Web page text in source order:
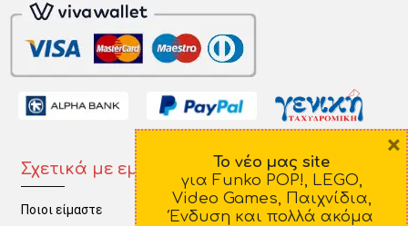
Σχετικά με εμάς
Ποιοι είμαστε
Πληροφορίες
Τρόποι Πληρωμής
Το νέο μας site
για Funko POP!, LEGO,
Video Games, Παιχνίδια,
Ένδυση και πολλά ακόμα
×